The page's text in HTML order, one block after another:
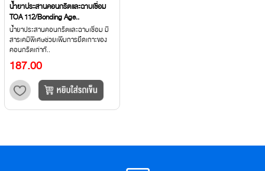
น้ำยาประสานคอนกรีตและฉาบเชื่อม
TOA 112/Bonding Age..
น้ำยาประสานคอนกรีตและฉาบเชื่อม มี
สารเคมีพิเศษช่วยเพิ่มการยึดเกาะของ
คอนกรีตเก่ากั..
187.00